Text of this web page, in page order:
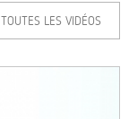
TOUTES LES VIDÉOS